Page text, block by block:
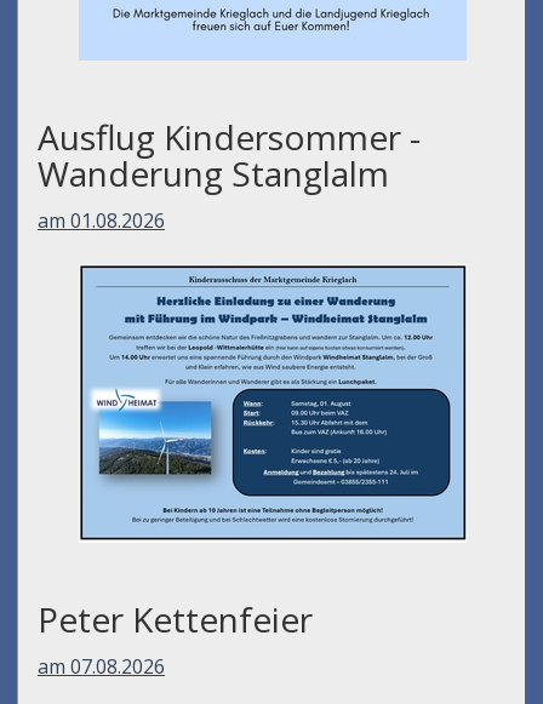
Ausflug Kindersommer -
Wanderung Stanglalm
am 01.08.2026
Peter Kettenfeier
am 07.08.2026